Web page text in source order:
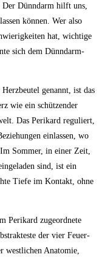
Der Dünndarm hilft uns,
können. Wer also
hat, wichtige
sich dem Dünndarm-
Herzbeutel genannt, ist das
wie ein schützender
Das Perikard reguliert,
einlassen, wo
Sommer, in einer Zeit,
sind, ist ein
Tiefe im Kontakt, ohne
Perikard zugeordnete
der vier Feuer-
westlichen Anatomie,